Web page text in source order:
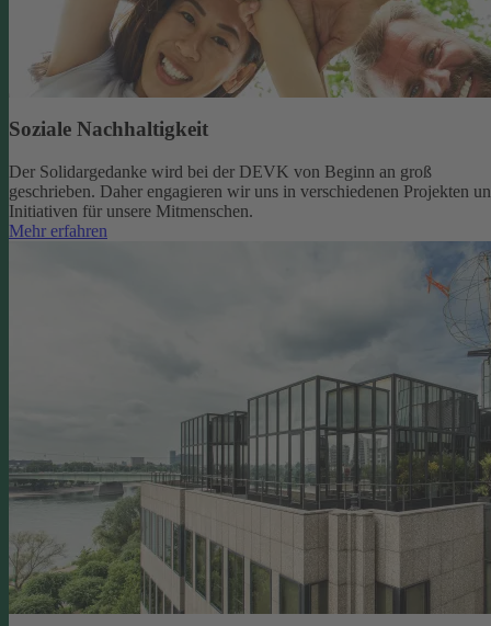
Soziale Nachhaltigkeit
Der Solidargedanke wird bei der DEVK von Beginn an groß
geschrieben. Daher engagieren wir uns in verschiedenen Projekten
Initiativen für unsere Mitmenschen.
Mehr erfahren